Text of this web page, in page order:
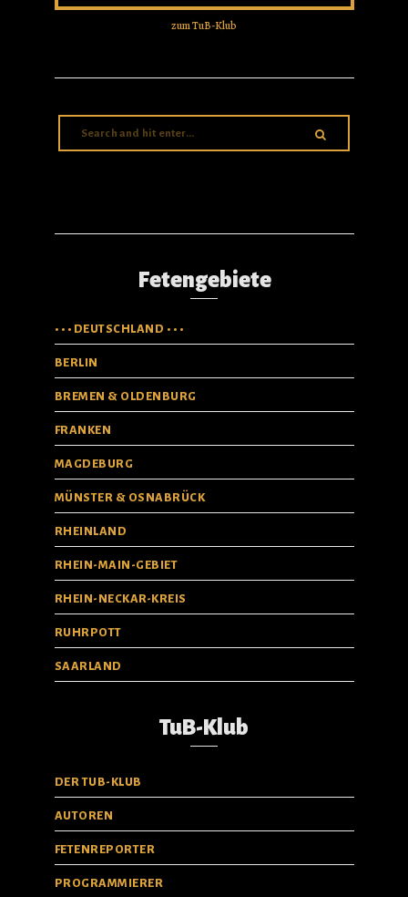
zum TuB-Klub
Fetengebiete
• • • DEUTSCHLAND • • •
BERLIN
BREMEN & OLDENBURG
FRANKEN
MAGDEBURG
MÜNSTER & OSNABRÜCK
RHEINLAND
RHEIN-MAIN-GEBIET
RHEIN-NECKAR-KREIS
RUHRPOTT
SAARLAND
TuB-Klub
DER TUB-KLUB
AUTOREN
FETENREPORTER​
PROGRAMMIERER